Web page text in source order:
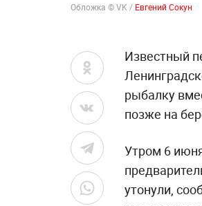
Обложка © VK / Евгений Сокун
Известный
рыбалку
позже на
Утром 6
утонули,